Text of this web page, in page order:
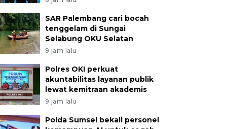
SAR Palembang cari bocah
tenggelam di Sungai
Selabung OKU Selatan
9 jam lalu
Polres OKI perkuat
akuntabilitas layanan publik
lewat kemitraan akademis
9 jam lalu
Polda Sumsel bekali personel